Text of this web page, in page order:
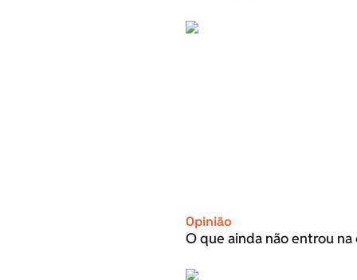
Opinião
O que ainda não entrou